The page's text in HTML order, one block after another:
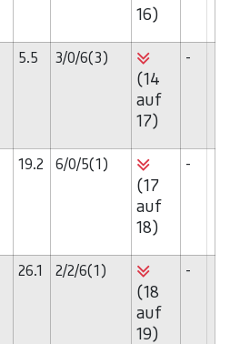
16)
5.5 3/0/6(3)
(14
auf
17)
-
19.2 6/0/5(1)
(17
auf
18)
-
26.1 2/2/6(1)
(18
auf
19)
-